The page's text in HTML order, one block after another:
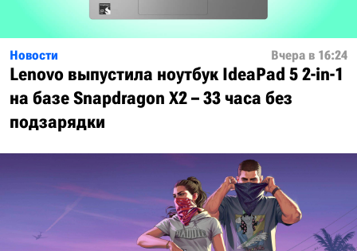
Новости Вчера в 16:24
Lenovo выпустила ноутбук IdeaPad 5 2-in-1
на базе Snapdragon X2 – 33 часа без
подзарядки